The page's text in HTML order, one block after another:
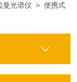
曼光谱仪 >便携式